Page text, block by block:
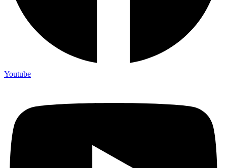
Youtube